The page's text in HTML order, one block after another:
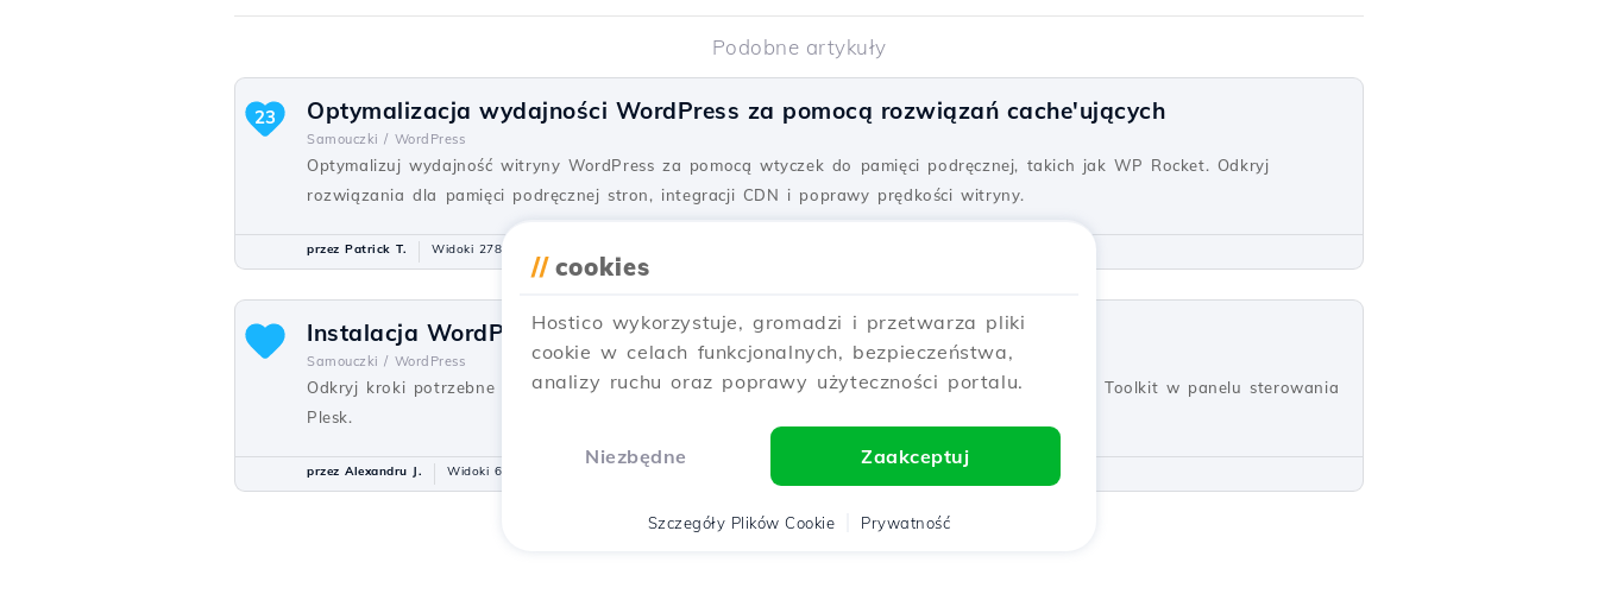
Podobne artykuły
Optymalizacja wydajności WordPress za pomocą rozwiązań cache'ujących
Samouczki / WordPress
Optymalizuj wydajność witryny WordPress za pomocą wtyczek do pamięci podręcznej, takich jak WP Rocket. Odkryj
rozwiązania dla pamięci podręcznej stron, integracji CDN i poprawy prędkości witryny.
23
przez Patrick T. Widoki 2781
Instalacja WordPressa za pomocą WordPress Toolkit – Plesk
Samouczki / WordPress
Odkryj kroki potrzebne do zainstalowania WordPressa dla swojej strony za pomocą WordPress Toolkit w panelu sterowania
Plesk.
przez Alexandru J. Widoki 648 Aktualizowane 1 rok temu
// cookies
Hostico wykorzystuje, gromadzi i przetwarza pliki
cookie w celach funkcjonalnych, bezpieczeństwa,
analizy ruchu oraz poprawy użyteczności portalu.
Niezbędne Zaakceptuj
Szczegóły Plików Cookie Prywatność